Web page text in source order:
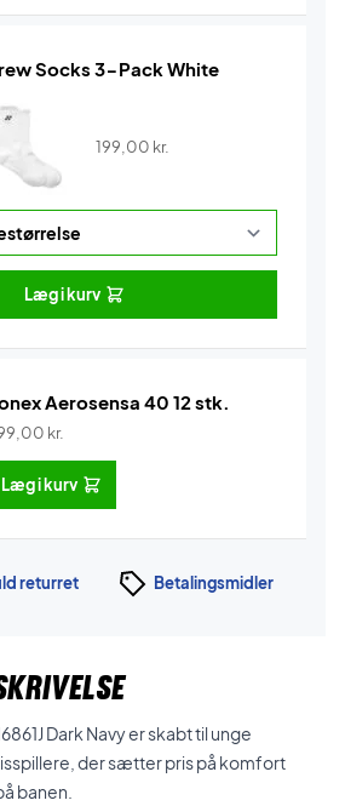
Socks 3-Pack White
199,00 kr.
Læg i kurv
Aerosensa 40 12 stk.
kr.
Læg i kurv
returret Betalingsmidler
Dark Navy er skabt til unge
der sætter pris på komfort
banen.